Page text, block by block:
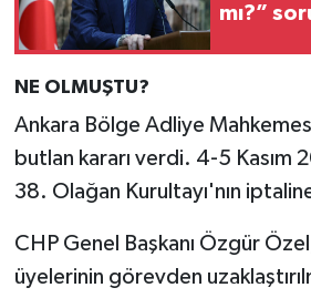
mı?”
NE OLMUŞTU?
Ankara Bölge Adliye
butlan kararı verdi. 4-5 Kasım
38. Olağan Kurultayı'nın
CHP Genel Başkanı Özgür
üyelerinin görevden